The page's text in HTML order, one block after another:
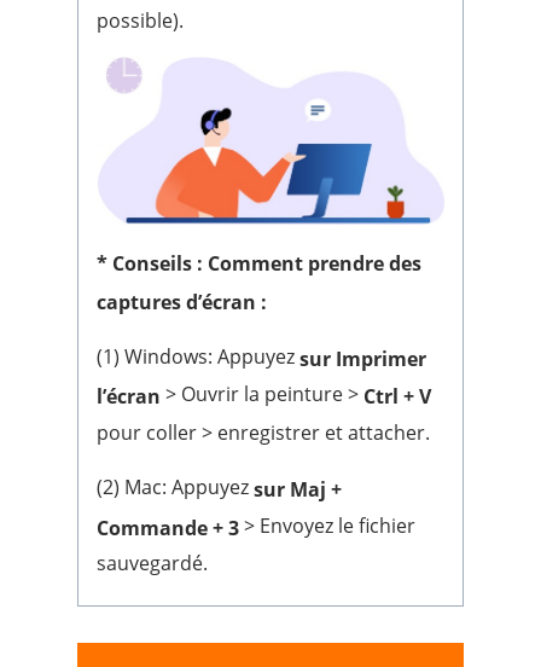
possible).
* Conseils : Comment prendre des
captures d’écran :
(1) Windows: Appuyezsur Imprimer
l’écran > Ouvrir la peinture > Ctrl + V
pour coller > enregistrer et attacher.
(2) Mac: Appuyezsur Maj +
Commande + 3> Envoyez le fichier
sauvegardé.